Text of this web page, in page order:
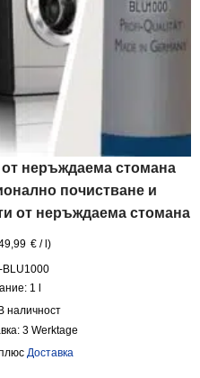
от неръждаема стомана
почистване и
от неръждаема стомана
€ /l)
BLU1000
1
В наличност
3 Werktage
Доставка